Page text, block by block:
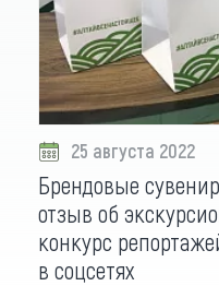
25 августа 2022
Брендовые
отзыв об
конкурс
в соцсетях